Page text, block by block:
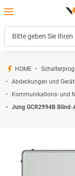
HOME
Abdeckungen und
Kommunikations- und